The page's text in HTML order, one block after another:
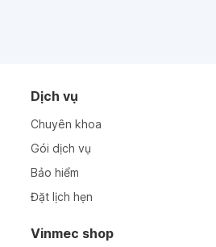
Dịch vụ
Chuyên khoa
Gói dịch vụ
Bảo hiểm
Đặt lịch hẹn
Vinmec shop